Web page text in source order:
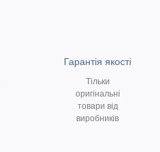
Гарантія якості
Тільки
оригінальні
товари від
виробників